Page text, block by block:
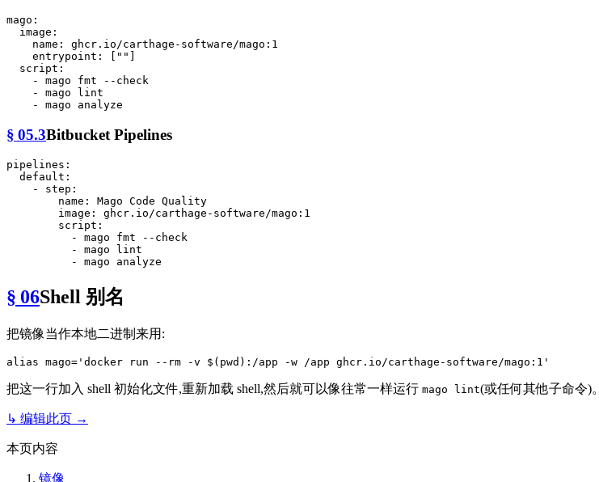
mago:
image:
name:
ghcr.io/carthage-software/mago:1
entrypoint:
""
script:
-
mago fmt
--check
-
mago
lint
-
mago analyze
§ 05.3Bitbucket Pipelines
pipelines:
default:
-
step:
name:
Mago Code Quality
image:
ghcr.io/carthage-software/mago:1
script:
-
mago fmt
--check
-
mago
lint
-
mago analyze
§ 06Shell 别名
把镜像当作本地二进制来用:
alias mago= 'docker run --rm -v $(pwd):/app -w /app ghcr.io/carthage-software/mago:1'
把这一行加入 shell 初始化文件,重新加载 shell,然后就可以像往常一样运行 mago lint(或任何其他子命令)。
↳ 编辑此页 →
本页内容
镜像